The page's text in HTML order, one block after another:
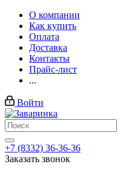
О компании
Как купить
Оплата
Доставка
Контакты
Прайс-лист
...
Войти
+7 (8332) 36-36-36
Заказать звонок